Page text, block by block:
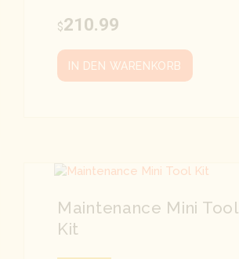
$210.99
IN DEN WARENKORB
Maintenance Mini Tool
Kit